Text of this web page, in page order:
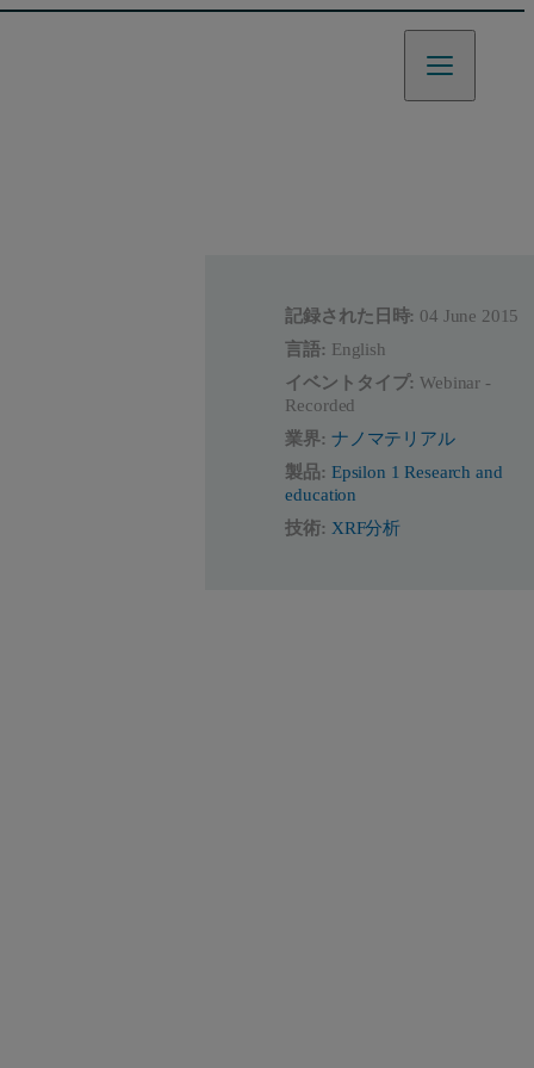
記録された日時: 04 June 2015
言語: English
イベントタイプ: Webinar -
Recorded
業界: ナノマテリアル
製品: Epsilon 1 Research and
education
技術: XRF分析